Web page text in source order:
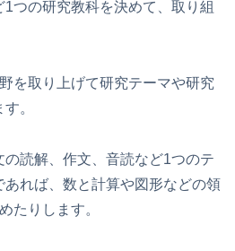
つの研究教科を決めて、取り組
を取り上げて研究テーマや研究
。
読解、作文、音読など1つのテ
れば、数と計算や図形などの領
たりします。